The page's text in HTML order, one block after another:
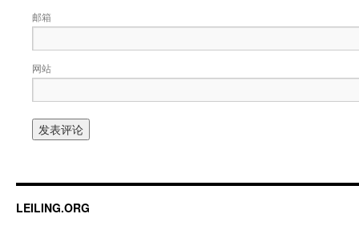
邮箱
网站
LEILING.ORG